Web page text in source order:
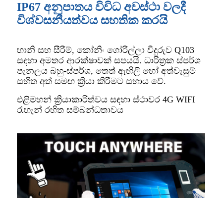
IP67 අනුපාතය විවිධ අවස්ථා වලදී
විශ්වසනීයත්වය සහතික කරයි
හානි සහ සීරීම්, කෝනිං ගෝරිල්ලා වීදුරුව Q103
සඳහා අමතර ආරක්ෂාවක් සපයයි. ධාරිත්‍රක ස්පර්ශ
පැනලය බහු-ස්පර්ශ, තෙත් ඇඟිලි හෝ අත්වැසුම්
සහිත අත් සමඟ ක්‍රියා කිරීමට සහාය වේ.
එළිමහන් ක්‍රියාකාරිත්වය සඳහා ස්ථාවර 4G WIFI
රැහැන් රහිත සම්බන්ධතාවය